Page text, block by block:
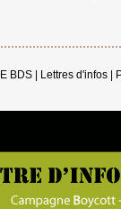
BDS Lettres d'infos